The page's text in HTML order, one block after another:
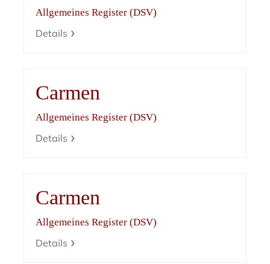
Allgemeines Register (DSV)
Details
Carmen
Allgemeines Register (DSV)
Details
Carmen
Allgemeines Register (DSV)
Details